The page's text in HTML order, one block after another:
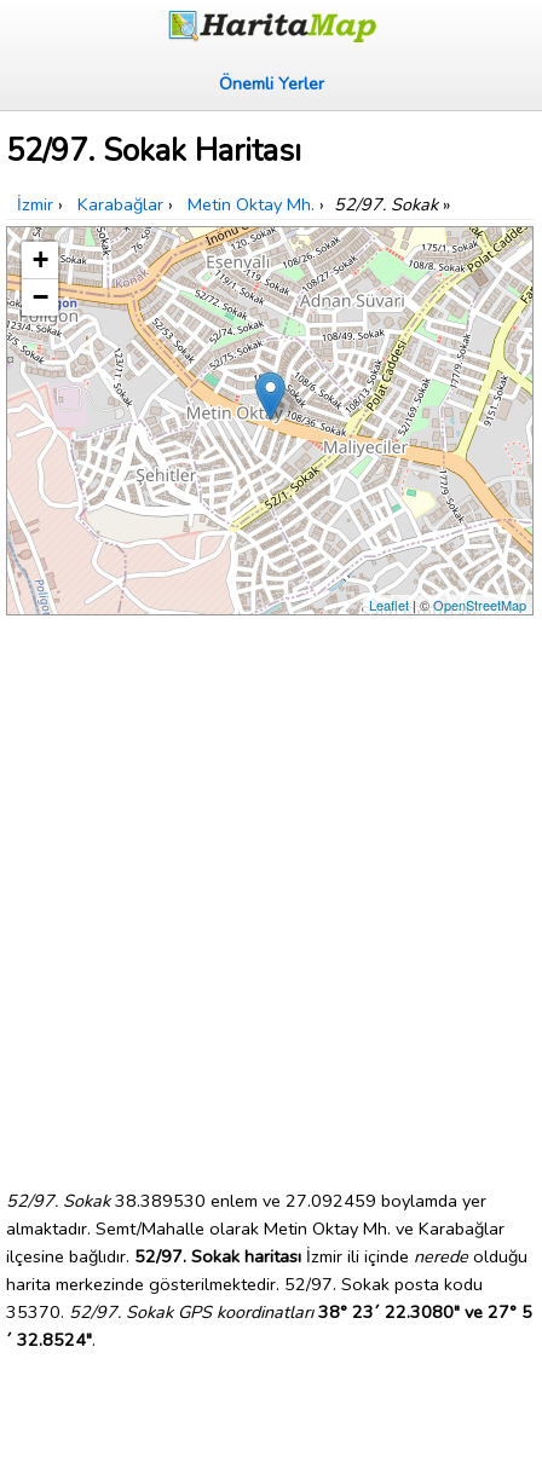
Önemli Yerler
52/97. Sokak Haritası
İzmir › Karabağlar › Metin Oktay Mh. › 52/97. Sokak»
+
−
Leaflet| ©OpenStreetMap
52/97. Sokak38.389530 enlem ve 27.092459 boylamda yer
almaktadır. Semt/Mahalle olarak Metin Oktay Mh. ve Karabağlar
ilçesine bağlıdır. 52/97. Sokak haritası İzmir ili içinde nerede olduğu
harita merkezinde gösterilmektedir. 52/97. Sokak posta kodu
35370. 52/97. Sokak GPS koordinatları 38° 23´ 22.3080" ve 27° 5
´ 32.8524".